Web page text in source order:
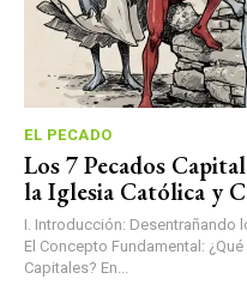
EL PECADO
Los 7 Pecados
la Iglesia Católica y
I. Introducción: Desentrañando
El Concepto Fundamental:
Capitales? En...